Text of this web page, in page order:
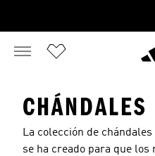
La colección de
se ha creado para que los